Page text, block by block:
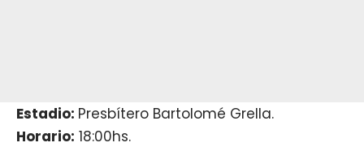
Estadio: Presbítero Bartolomé Grella.
Horario: 18:00hs.